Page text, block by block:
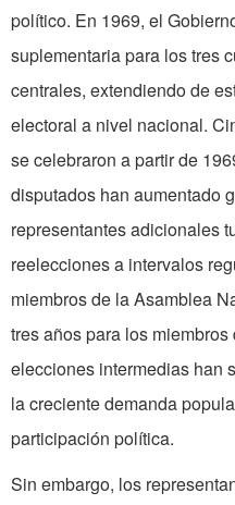
político. En 1969, el
suplementaria para los tres
centrales, extendiendo de
electoral a nivel nacional.
se celebraron a partir de
disputados han aumentado
representantes adicionales
reelecciones a intervalos
miembros de la Asamblea
tres años para los
elecciones intermedias han
la creciente demanda
participación política.
Sin embargo, los